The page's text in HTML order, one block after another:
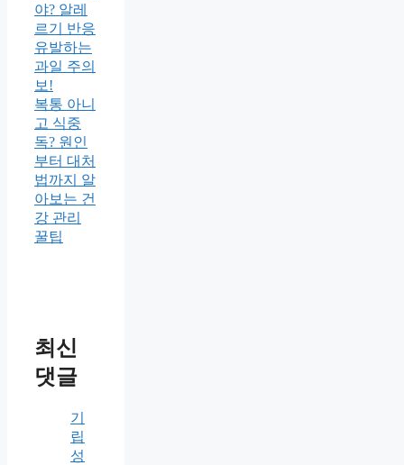
야? 알레
르기 반응
유발하는
과일 주의
보!
복통 아니
고 식중
독? 원인
부터 대처
법까지 알
아보는 건
강 관리
꿀팁
최신
댓글
기
립
성